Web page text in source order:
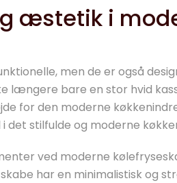
æstetik i
men de er også
længere bare en stor hvid
for den moderne
det stilfulde og moderne
ved moderne
har en minimalistisk og